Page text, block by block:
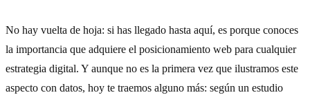
No hay vuelta de hoja: si has llegado hasta aquí, es porque conoces
la importancia que adquiere el posicionamiento web para cualquier
estrategia digital. Y aunque no es la primera vez que ilustramos este
aspecto con datos, hoy te traemos alguno más: según un estudio